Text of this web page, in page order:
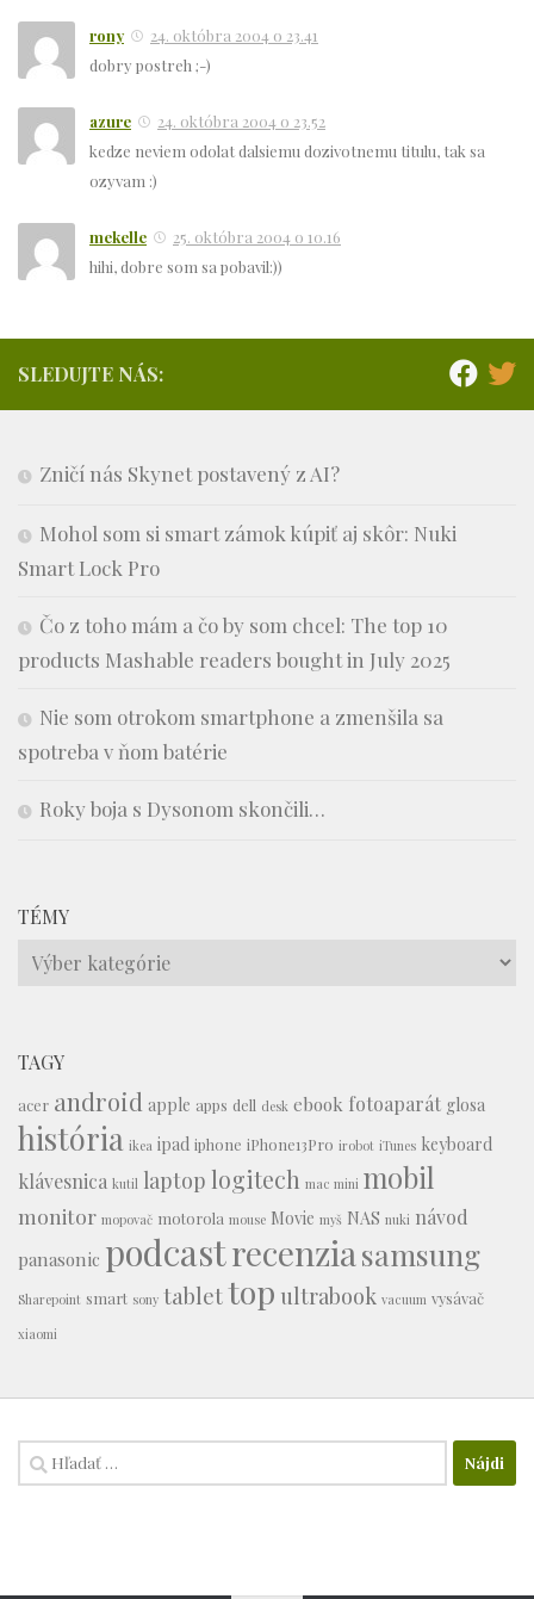
rony
24. októbra 2004 o 23.41
dobry postreh ;-)
azure
24. októbra 2004 o 23.52
kedze neviem odolat dalsiemu dozivotnemu titulu, tak sa
ozyvam :)
mekelle
25. októbra 2004 o 10.16
hihi, dobre som sa pobavil:))
SLEDUJTE NÁS:
Zničí nás Skynet postavený z AI?
Mohol som si smart zámok kúpiť aj skôr: Nuki
Smart Lock Pro
Čo z toho mám a čo by som chcel: The top 10
products Mashable readers bought in July 2025
Nie som otrokom smartphone a zmenšila sa
spotreba v ňom batérie
Roky boja s Dysonom skončili…
TÉMY
Témy
TAGY
acer android apple apps dell desk ebook fotoaparát glosa
história ikea ipad iphone iPhone13Pro irobot iTunes keyboard
klávesnica kutil laptop logitech mac mini mobil
monitor mopovač motorola mouse Movie myš NAS nuki návod
panasonic podcastrecenziasamsung
Sharepoint smart sony tablettop ultrabook vacuum vysávač
xiaomi
Hľadať: